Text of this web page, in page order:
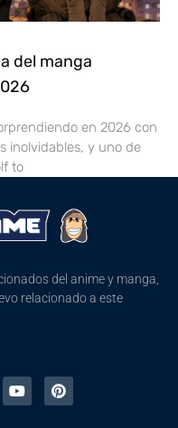
del manga
en 2026 con
inolvidables, y uno de
to
del anime y manga,
relacionado a este